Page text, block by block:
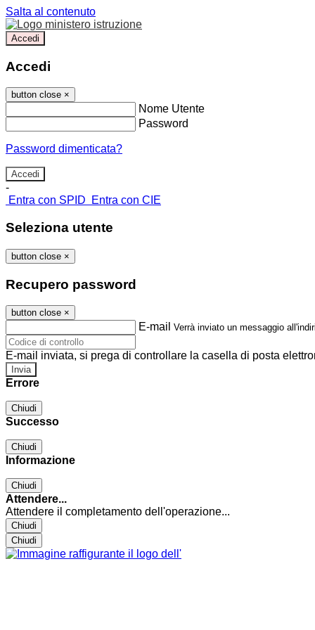
Salta al contenuto
Accedi
Accedi
button close ×
Nome Utente
Password
Password dimenticata?
-
Entra con SPID
Entra con CIE
Seleziona utente
button close ×
Recupero password
button close ×
E-mail Verrà inviato un messaggio
E-mail inviata, si prega di controllare la casella di posta
Errore
Chiudi
Successo
Chiudi
Informazione
Chiudi
Attendere...
Attendere il completamento dell'operazione...
Chiudi
Chiudi